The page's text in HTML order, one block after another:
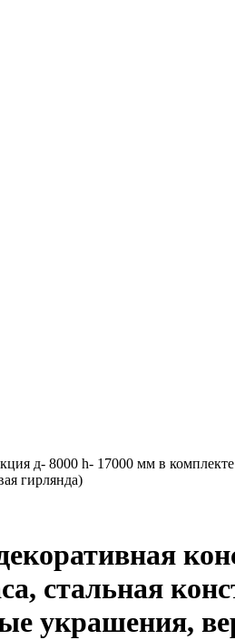
д- 8000 h- 17000 мм в
гирлянда)
стальная
украшения,